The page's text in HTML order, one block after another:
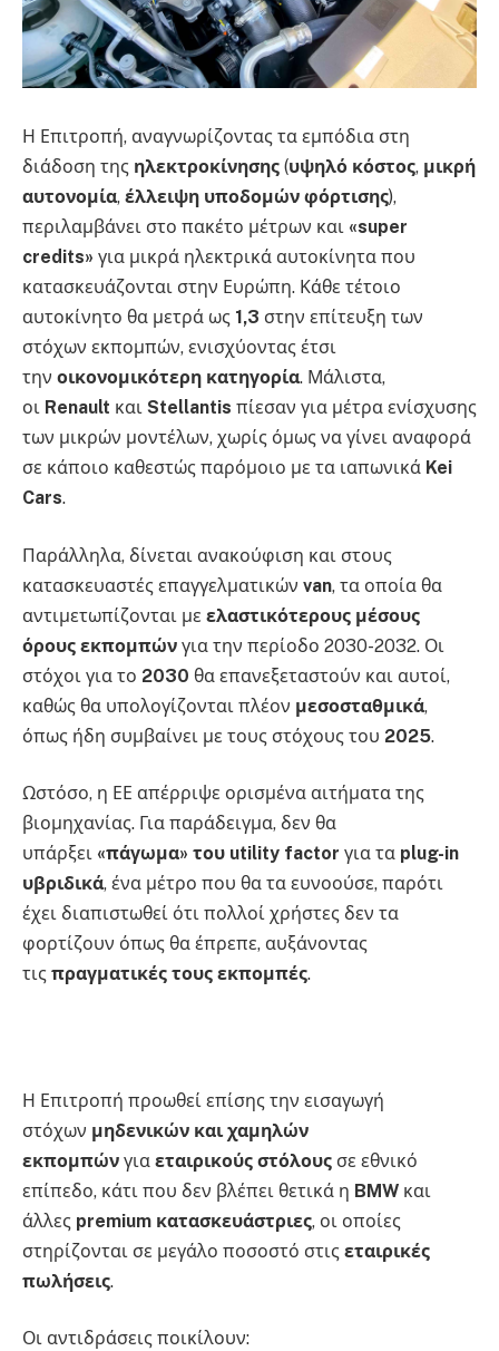
Η Επιτροπή, αναγνωρίζοντας τα εμπόδια στη
διάδοση της ηλεκτροκίνησης (υψηλό κόστος, μικρή
αυτονομία, έλλειψη υποδομών φόρτισης),
περιλαμβάνει στο πακέτο μέτρων και «super
credits» για μικρά ηλεκτρικά αυτοκίνητα που
κατασκευάζονται στην Ευρώπη. Κάθε τέτοιο
αυτοκίνητο θα μετρά ως 1,3 στην επίτευξη των
στόχων εκπομπών, ενισχύοντας έτσι
την οικονομικότερη κατηγορία. Μάλιστα,
οι Renault και Stellantis πίεσαν για μέτρα ενίσχυσης
των μικρών μοντέλων, χωρίς όμως να γίνει αναφορά
σε κάποιο καθεστώς παρόμοιο με τα ιαπωνικά Kei
Cars.
Παράλληλα, δίνεται ανακούφιση και στους
κατασκευαστές επαγγελματικών van, τα οποία θα
αντιμετωπίζονται με ελαστικότερους μέσους
όρους εκπομπών για την περίοδο 2030-2032. Οι
στόχοι για το 2030 θα επανεξεταστούν και αυτοί,
καθώς θα υπολογίζονται πλέον μεσοσταθμικά,
όπως ήδη συμβαίνει με τους στόχους του 2025.
Ωστόσο, η ΕΕ απέρριψε ορισμένα αιτήματα της
βιομηχανίας. Για παράδειγμα, δεν θα
υπάρξει «πάγωμα» του utility factor για τα plug-in
υβριδικά, ένα μέτρο που θα τα ευνοούσε, παρότι
έχει διαπιστωθεί ότι πολλοί χρήστες δεν τα
φορτίζουν όπως θα έπρεπε, αυξάνοντας
τις πραγματικές τους εκπομπές.
Η Επιτροπή προωθεί επίσης την εισαγωγή
στόχων μηδενικών και χαμηλών
εκπομπών για εταιρικούς στόλους σε εθνικό
επίπεδο, κάτι που δεν βλέπει θετικά η BMW και
άλλες premium κατασκευάστριες, οι οποίες
στηρίζονται σε μεγάλο ποσοστό στις εταιρικές
πωλήσεις.
Οι αντιδράσεις ποικίλουν: